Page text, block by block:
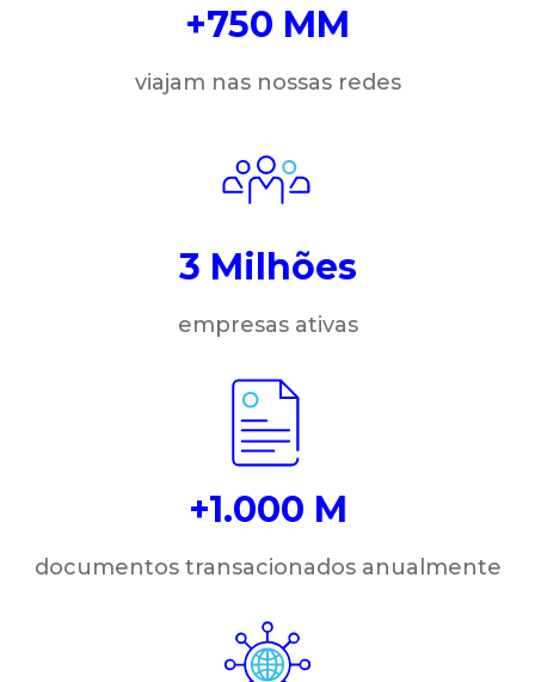
+750 MM
viajam nas nossas redes
3 Milhões
empresas ativas
+1.000 M
documentos transacionados anualmente